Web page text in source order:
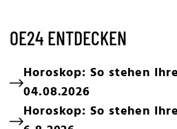
OE24 ENTDECKEN
Horoskop: So stehen
04.08.2026
Horoskop: So stehen